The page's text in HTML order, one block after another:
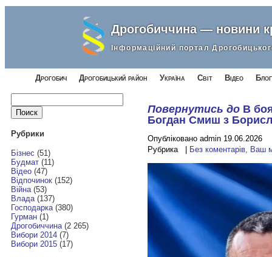
Дрогобиччина — новини
Інформаційний портал
Дрогобич Дрогобицький район Україна Світ Відео
Найти:
Рубрики
Бізнес (51)
Будмат(11)
Відео(47)
Відпочинок(152)
Війна(53)
Влада(137)
Господарка(380)
Гурман(1)
Дрогобиччина(2 265)
Вибори 2014(7)
Вибори 2015(17)
Повернутись до В
Богдан Смиш з
Опубліковано admin 19.06.2026
Рубрика | Без коментарів, Ваш